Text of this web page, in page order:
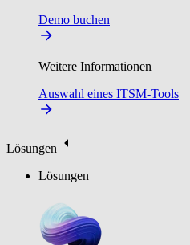
Demo buchen
Weitere Informationen
Auswahl eines ITSM-Tools
Lösungen
Lösungen